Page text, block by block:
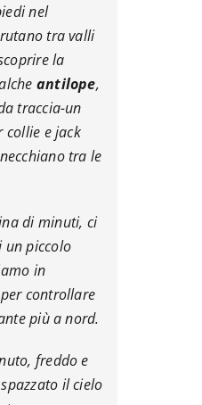
nel
tra valli
la
antilope,
traccia-un
collie e jack
tra le
di minuti, ci
un piccolo
in
controllare
più a nord.
freddo e
il cielo